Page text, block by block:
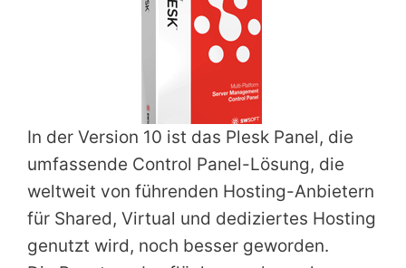
In der Version 10 ist das Plesk Panel, die
umfassende Control Panel-Lösung, die
weltweit von führenden Hosting-Anbietern
für Shared, Virtual und dediziertes Hosting
genutzt wird, noch besser geworden.